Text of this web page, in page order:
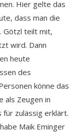
Hier gelte das
dass man die
Götzl teilt mit,
wird. Dann
heute
des
könne das
als Zeugen in
für zulässig erklärt.
habe Maik Eminger